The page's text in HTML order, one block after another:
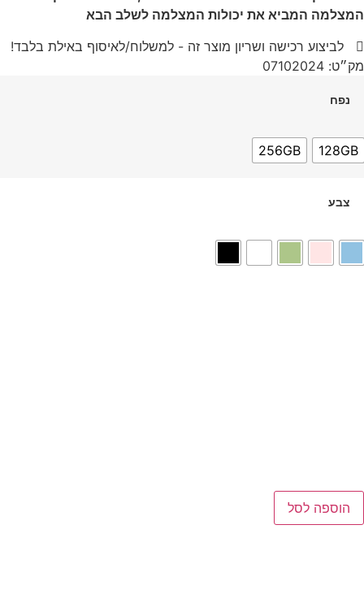
המצלמה המביא את יכולות המצלמה לשלב הבא
לביצוע רכישה ושריון מוצר זה - למשלוח/לאיסוף באילת בלבד!
מק״ט: 07102024
נפח
128GB
256GB
צבע
הוספה לסל